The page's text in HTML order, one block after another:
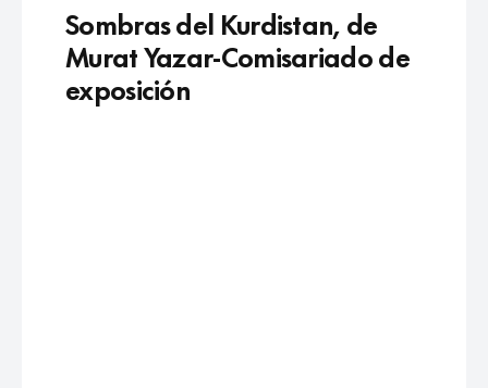
Sombras del Kurdistan, de
Murat Yazar-Comisariado de
exposición